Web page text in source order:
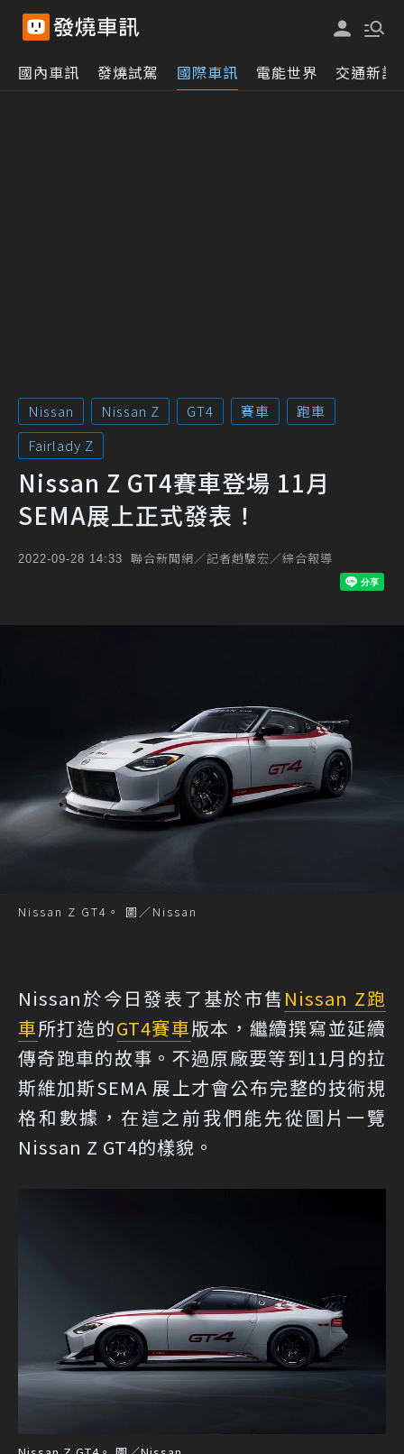
國內車訊 發燒試駕 國際車訊 電能世界 交通新訊
Nissan Nissan Z GT4 賽車
跑車
Fairlady Z
Nissan Z GT4賽車登場 11月
SEMA展上正式發表！
2022-09-28 14:33 聯合新聞網／記者趙駿宏／綜合報導
Nissan Z GT4。 圖／Nissan
Nissan於今日發表了基於市售 Nissan Z跑
車所打造的GT4賽車版本，繼續撰寫並延續
傳奇跑車的故事。不過原廠要等到11月的拉
斯維加斯SEMA 展上才會公布完整的技術規
格和數據，在這之前我們能先從圖片一覽
Nissan Z GT4的樣貌。